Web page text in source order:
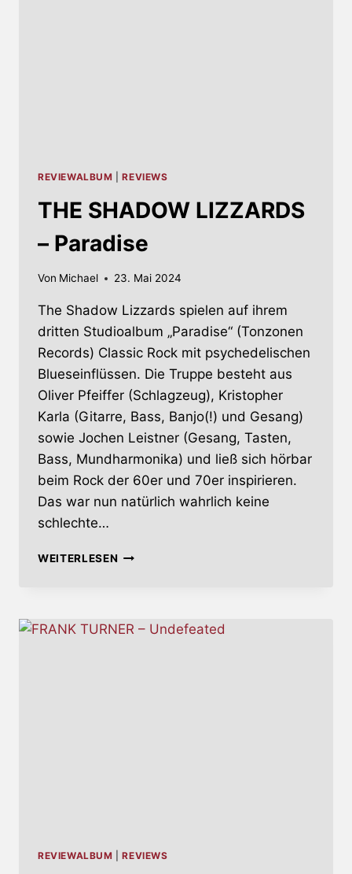
REVIEWALBUM |REVIEWS
THE SHADOW LIZZARDS
– Paradise
Von Michael 23. Mai 2024
The Shadow Lizzards spielen auf ihrem
dritten Studioalbum „Paradise“ (Tonzonen
Records) Classic Rock mit psychedelischen
Blueseinflüssen. Die Truppe besteht aus
Oliver Pfeiffer (Schlagzeug), Kristopher
Karla (Gitarre, Bass, Banjo(!) und Gesang)
sowie Jochen Leistner (Gesang, Tasten,
Bass, Mundharmonika) und ließ sich hörbar
beim Rock der 60er und 70er inspirieren.
Das war nun natürlich wahrlich keine
schlechte…
WEITERLESENTHE
REVIEWALBUM |REVIEWS